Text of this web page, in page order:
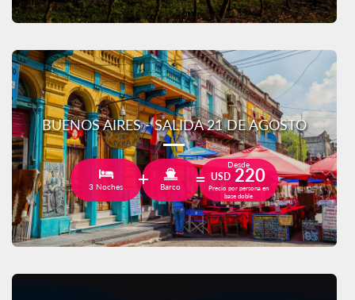
BUENOS AIRES - SALIDA 21 DE AGOSTO
3 Noches Barco
Desde
USD 220
Precio por persona en
base doble